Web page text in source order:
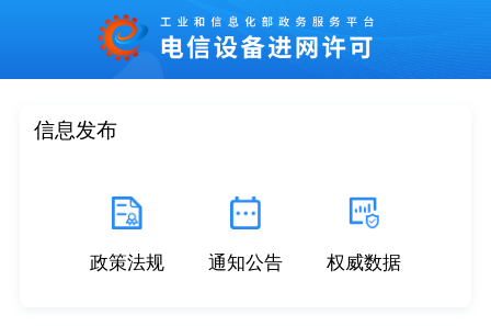
信息发布
政策法规 通知公告 权威数据